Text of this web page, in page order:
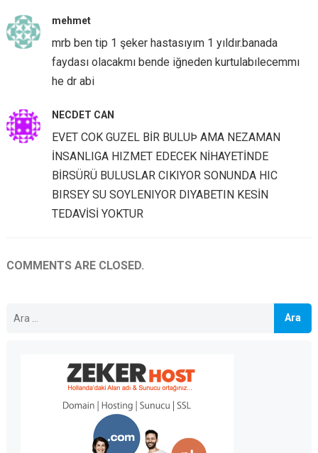
mehmet
mrb ben tip 1 şeker hastasıyım 1 yıldır.banada
faydası olacakmı bende iğneden kurtulabılecemmı
he dr abi
NECDET CAN
EVET COK GUZEL BİR BULUÞ AMA NEZAMAN
İNSANLIGA HIZMET EDECEK NİHAYETİNDE
BİRSÜRÜ BULUSLAR CIKIYOR SONUNDA HIC
BIRSEY SU SOYLENIYOR DIYABETIN KESİN
TEDAVİSİ YOKTUR
COMMENTS ARE CLOSED.